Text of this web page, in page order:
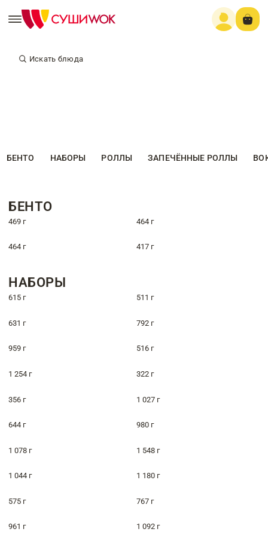
Искать блюда
БЕНТО НАБОРЫ РОЛЛЫ ЗАПЕЧЁННЫЕ РОЛЛЫ
БЕНТО
469 г 464 г
464 г 417 г
НАБОРЫ
615 г 511 г
631 г 792 г
959 г 516 г
1 254 г 322 г
356 г 1 027 г
644 г 980 г
1 078 г 1 548 г
1 044 г 1 180 г
575 г 767 г
961 г 1 092 г